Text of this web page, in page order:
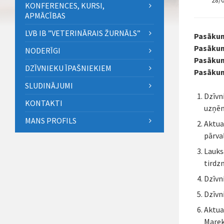
KONFERENCES, KURSI,
APMĀCĪBAS
LVB IB ”VETERINĀRAIS ŽURNĀLS”
NODERĪGI
DZĪVNIEKU ĪPAŠNIEKIEM
SLUDINĀJUMI
KONTAKTI
MANS PROFILS